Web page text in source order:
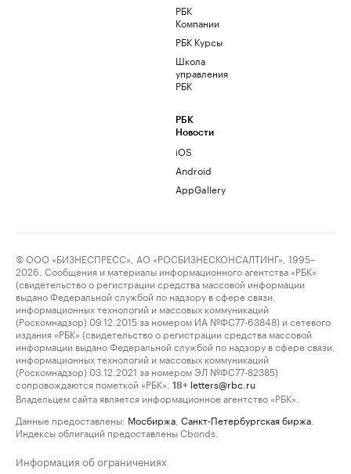
РБК
Компании
РБК Курсы
Школа
управления
РБК
РБК
Новости
iOS
Android
AppGallery
© ООО «БИЗНЕСПРЕСС», АО «РОСБИЗНЕСКОНСАЛТИНГ», 1995–
2026. Сообщения и материалы информационного агентства «РБК»
(свидетельство о регистрации средства массовой информации
выдано Федеральной службой по надзору в сфере связи,
информационных технологий и массовых коммуникаций
(Роскомнадзор) 09.12.2015 за номером ИА №ФС77-63848) и сетевого
издания «РБК» (свидетельство о регистрации средства массовой
информации выдано Федеральной службой по надзору в сфере связи,
информационных технологий и массовых коммуникаций
(Роскомнадзор) 03.12.2021 за номером ЭЛ №ФС77-82385)
сопровождаются пометкой «РБК».
18+ letters@rbc.ru
Владельцем сайта является информационное агентство «РБК».
Данные предоставлены: Мосбиржа Санкт-Петербургская биржа
Индексы облигаций предоставлены Cbonds.
Информация об ограничениях